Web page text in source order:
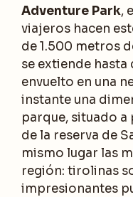
Adventure Park,
viajeros hacen
de 1.500 metros
se extiende hasta
envuelto en una
instante una
parque, situado
de la reserva de
mismo lugar las
región: tirolinas
impresionantes